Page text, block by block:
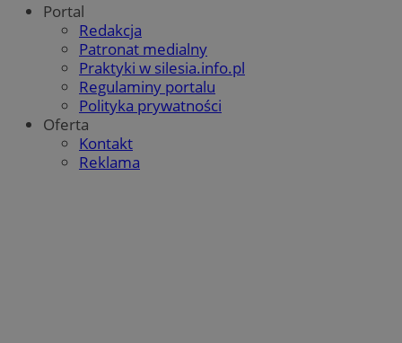
Portal
Redakcja
Patronat medialny
Praktyki w silesia.info.pl
Regulaminy portalu
Polityka prywatności
Oferta
Kontakt
Reklama